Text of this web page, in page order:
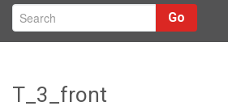
Despre noi
Tratamente păr
Go
T_3_front